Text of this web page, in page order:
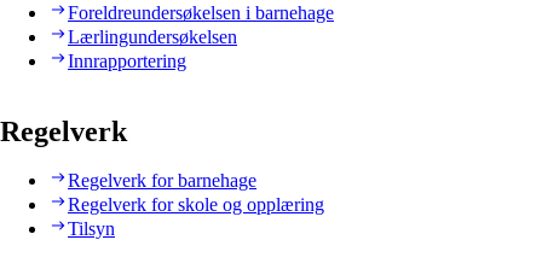
Foreldreundersøkelsen i barnehage
Lærlingundersøkelsen
Innrapportering
Regelverk
Regelverk for barnehage
Regelverk for skole og opplæring
Tilsyn